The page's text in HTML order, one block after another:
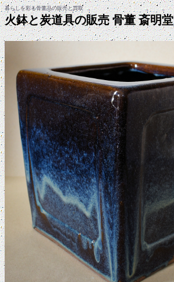
暮らしを彩る骨董品の販売と買取
火鉢と炭道具の販売 骨董 斎明堂